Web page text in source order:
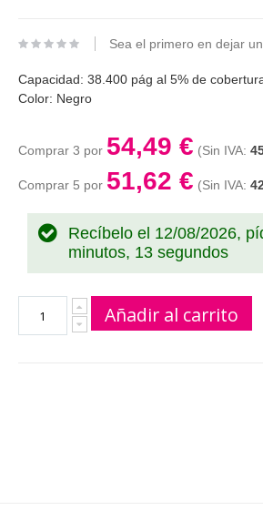
Sea el primero en dejar
Capacidad: 38.400 pág al 5% de
Color: Negro
Comprar 3 por 54,49 €
Comprar 5 por 51,62 €
Recíbelo el 12/08/2026,
minutos, 12 segundos
Añadir al carrito